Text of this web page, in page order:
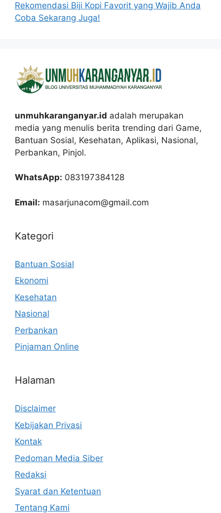
Rekomendasi Biji Kopi Favorit yang Wajib Anda
Coba Sekarang Juga!
unmuhkaranganyar.id adalah merupakan
media yang menulis berita trending dari Game,
Bantuan Sosial, Kesehatan, Aplikasi, Nasional,
Perbankan, Pinjol.
WhatsApp: 083197384128
Email: masarjunacom@gmail.com
Kategori
Bantuan Sosial
Ekonomi
Kesehatan
Nasional
Perbankan
Pinjaman Online
Halaman
Disclaimer
Kebijakan Privasi
Kontak
Pedoman Media Siber
Redaksi
Syarat dan Ketentuan
Tentang Kami